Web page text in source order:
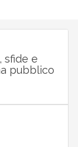
sfide e
pubblico